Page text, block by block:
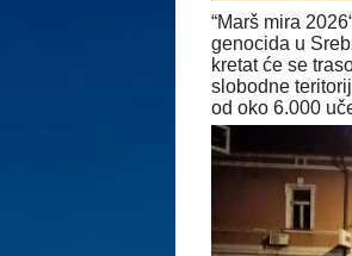
“Marš mira
genocida u
kretat će se
slobodne
od oko 6.000